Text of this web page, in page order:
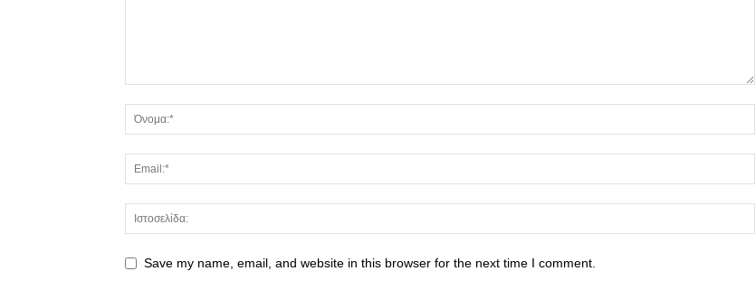
Save my name, email, and website in this browser for the next time I comment.